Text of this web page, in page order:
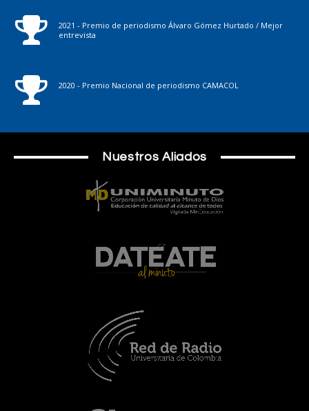
2021 - Premio de periodismo Álvaro Gómez Hurtado / Mejor
entrevista
2020 - Premio Nacional de periodismo CAMACOL
Nuestros Aliados